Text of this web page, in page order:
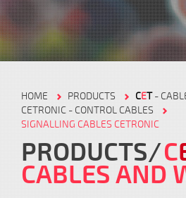
HOME PRODUCTS CET-
CETRONIC - CONTROL CABLES
SIGNALLING CABLES CETRONIC
PRODUCTS C
CABLES AND